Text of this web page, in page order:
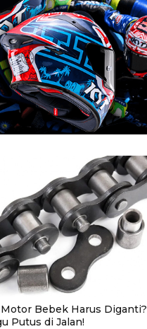
Bebek Harus Diganti?
Putus di Jalan!